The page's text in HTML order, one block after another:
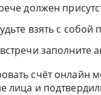
должен
взять с собой
заполните
счёт онлайн
лица и